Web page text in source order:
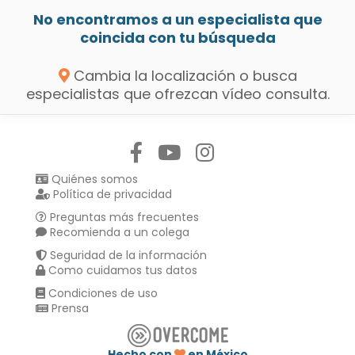
No encontramos a un especialista que
coincida con tu búsqueda
Cambia la localización o busca
especialistas que ofrezcan vídeo consulta.
Quiénes somos
Política de privacidad
Preguntas más frecuentes
Recomienda a un colega
Seguridad de la información
Como cuidamos tus datos
Condiciones de uso
Prensa